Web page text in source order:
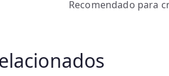
Recomendado para